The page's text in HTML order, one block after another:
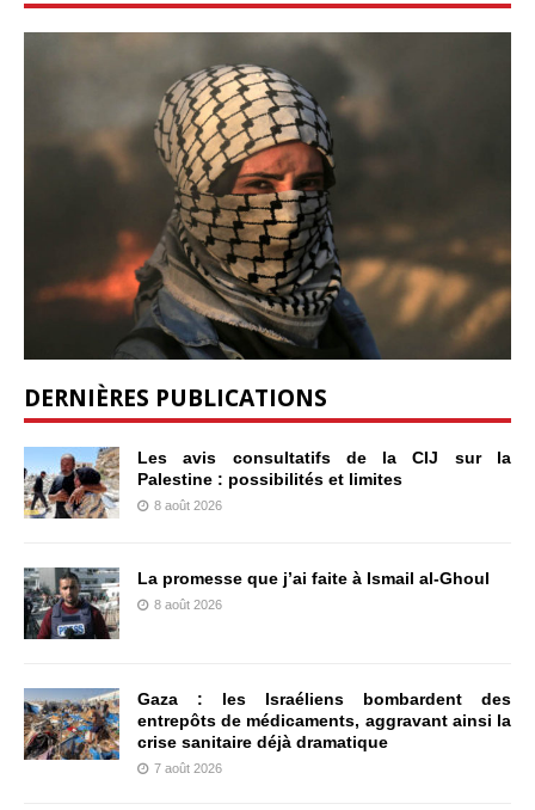
DERNIÈRES PUBLICATIONS
Les avis consultatifs de la CIJ sur la
Palestine : possibilités et limites
8 août 2026
La promesse que j’ai faite à Ismail al-Ghoul
8 août 2026
Gaza : les Israéliens bombardent des
entrepôts de médicaments, aggravant ainsi la
crise sanitaire déjà dramatique
7 août 2026